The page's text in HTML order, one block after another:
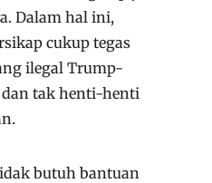
Dalam hal ini,
cukup tegas
ilegal Trump-
dan tak henti-henti
butuh bantuan